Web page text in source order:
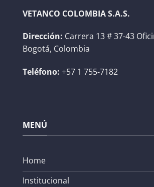
VETANCO COLOMBIA S.A.S.
Dirección: Carrera 13 # 37-43
Bogotá, Colombia
Teléfono: +57 1 755-7182
MENÚ
Home
Institucional